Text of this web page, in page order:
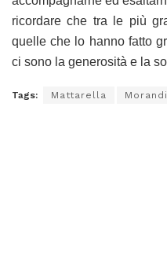
ricordare che tra le più
quelle che lo hanno fatto
ci sono la generosità e la
Tags: Mattarella Morandi